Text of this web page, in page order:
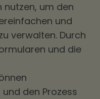
nutzen, um den
und
verwalten. Durch
und die
den Prozess